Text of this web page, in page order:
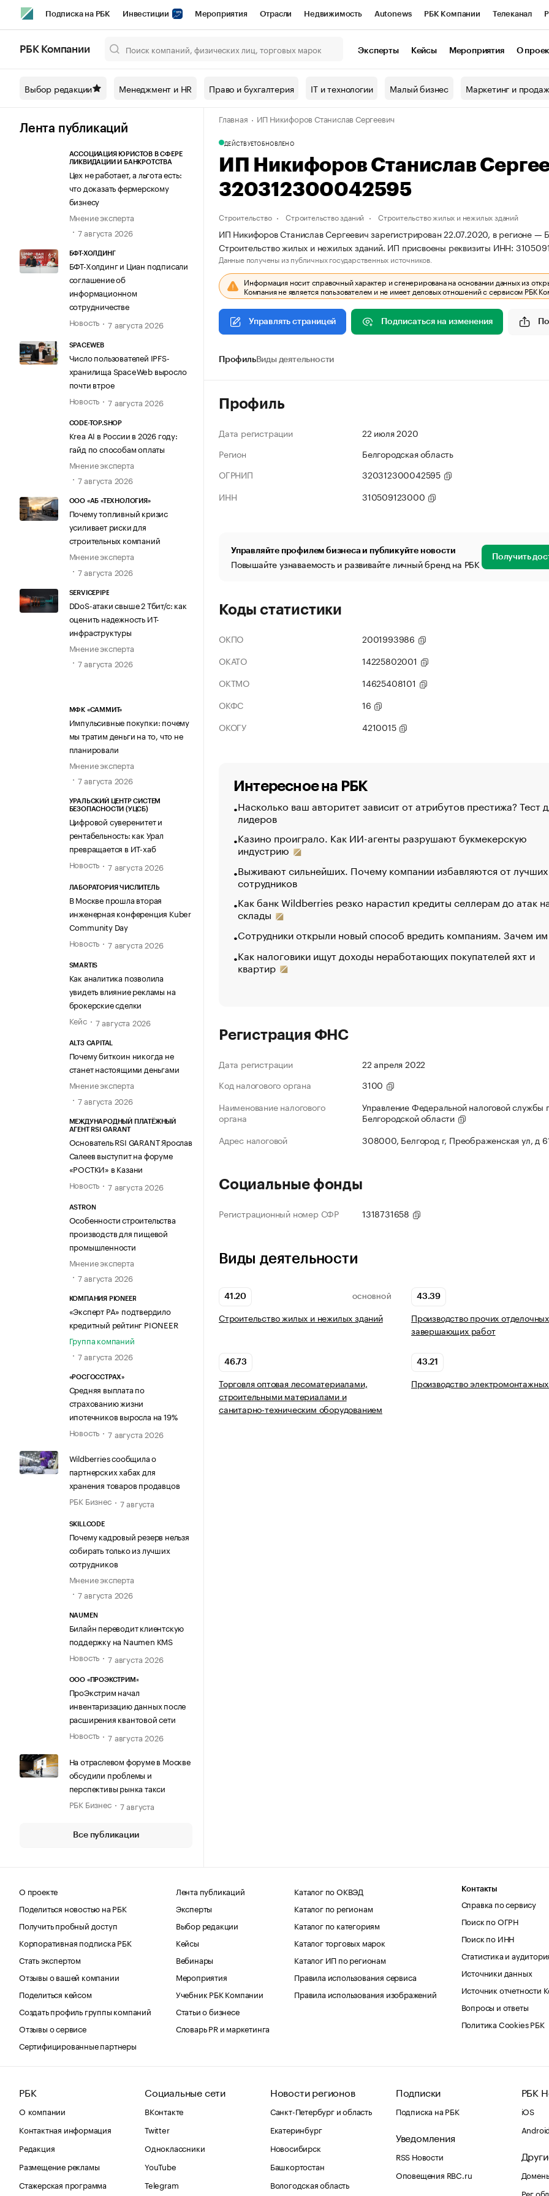
Подписка на РБК Инвестиции Мероприятия Отрасли Недвижимость Autonews РБК Компании Телеканал
Спецпроекты СПб Конференции СПб Спецпроекты Проверка контрагентов
Технологии и медиа Рынок наличной валюты
РБК Компании Эксперты Кейсы Мероприятия О
Выбор редакции Менеджмент и HR Право и бухгалтерия IT и технологии Малый бизнес Маркетинг и
Лента публикаций
АССОЦИАЦИЯ ЮРИСТОВ В СФЕРЕ
ЛИКВИДАЦИИ И БАНКРОТСТВА
Цех не работает, а льгота есть:
что доказать фермерскому
бизнесу
Мнение эксперта
7 августа 2026
БФТ-ХОЛДИНГ
БФТ-Холдинг и Циан подписали
соглашение об
информационном
сотрудничестве
Новость
7 августа 2026
SPACEWEB
Число пользователей IPFS-
хранилища SpaceWeb выросло
почти втрое
Новость
7 августа 2026
CODE-TOP.SHOP
Krea AI в России в 2026 году:
гайд по способам оплаты
Мнение эксперта
7 августа 2026
ООО «АБ «ТЕХНОЛОГИЯ»
Почему топливный кризис
усиливает риски для
строительных компаний
Мнение эксперта
7 августа 2026
SERVICEPIPE
DDoS-атаки свыше 2 Тбит/с: как
оценить надежность ИТ-
инфраструктуры
Мнение эксперта
7 августа 2026
МФК «САММИТ»
Импульсивные покупки: почему
мы тратим деньги на то, что не
планировали
Мнение эксперта
7 августа 2026
УРАЛЬСКИЙ ЦЕНТР СИСТЕМ
БЕЗОПАСНОСТИ (УЦСБ)
Цифровой суверенитет и
рентабельность: как Урал
превращается в ИТ-хаб
Новость
7 августа 2026
ЛАБОРАТОРИЯ ЧИСЛИТЕЛЬ
В Москве прошла вторая
инженерная конференция Kuber
Community Day
Новость
7 августа 2026
SMARTIS
Как аналитика позволила
увидеть влияние рекламы на
брокерские сделки
Кейс
7 августа 2026
ALT3 CAPITAL
Почему биткоин никогда не
станет настоящими деньгами
Мнение эксперта
7 августа 2026
МЕЖДУНАРОДНЫЙ ПЛАТЁЖНЫЙ
АГЕНТ RSI GARANT
Основатель RSI GARANT Ярослав
Салеев выступит на форуме
«РОСТКИ» в Казани
Новость
7 августа 2026
ASTRON
Особенности строительства
производств для пищевой
промышленности
Мнение эксперта
7 августа 2026
КОМПАНИЯ PIONEER
«Эксперт РА» подтвердило
кредитный рейтинг PIONEER
Группа компаний
7 августа 2026
«РОСГОССТРАХ»
Средняя выплата по
страхованию жизни
ипотечников выросла на 19%
Новость
7 августа 2026
Wildberries сообщила о
партнерских хабах для
хранения товаров продавцов
РБК Бизнес
7 августа
SKILLCODE
Почему кадровый резерв нельзя
собирать только из лучших
сотрудников
Мнение эксперта
7 августа 2026
NAUMEN
Билайн переводит клиентскую
поддержку на Naumen KMS
Новость
7 августа 2026
ООО «ПРОЭКСТРИМ»
ПроЭкстрим начал
инвентаризацию данных после
расширения квантовой сети
Новость
7 августа 2026
На отраслевом форуме в Москве
обсудили проблемы и
перспективы рынка такси
РБК Бизнес
7 августа
Все публикации
Главная ИП Никифоров Станислав Сергеевич
ДЕЙСТВУЕТОБНОВЛЕНО
ИП Никифоров Станислав
320312300042595
Строительство Строительство зданий Строительство жилых и нежилых зданий
ИП Никифоров Станислав Сергеевич зарегистрирован 22.07.2020, в регионе —
Строительство жилых и нежилых зданий. ИП присвоены реквизиты ИНН:
Данные получены из публичных государственных источников.
Информация носит справочный характер и сгенерирована на основании данных из
Компания не является пользователем и не имеет деловых отношений с сервисом РБК
Управлять страницей Подписаться на изменения
ПрофильВиды деятельности
Профиль
Дата регистрации
22 июля 2020
Регион
Белгородская область
ОГРНИП
320312300042595
ИНН
310509123000
Управляйте профилем бизнеса и публикуйте новости
Повышайте узнаваемость и развивайте личный бренд на РБК Получить
Коды статистики
ОКПО
2001993986
ОКАТО
14225802001
ОКТМО
14625408101
ОКФС
16
ОКОГУ
4210015
Интересное на РБК
Насколько ваш авторитет зависит от атрибутов престижа? Тест
лидеров
Казино проиграло. Как ИИ-агенты разрушают букмекерскую
индустрию
Выживают сильнейших. Почему компании избавляются от лучших
сотрудников
Как банк Wildberries резко нарастил кредиты селлерам до атак
склады
Сотрудники открыли новый способ вредить компаниям. Зачем
Как налоговики ищут доходы неработающих покупателей яхт и
квартир
Регистрация ФНС
Дата регистрации
22 апреля 2022
Код налогового органа
3100
Наименование налогового
органа
Управление Федеральной налоговой службы
Белгородской области
Адрес налоговой
308000, Белгород г, Преображенская ул, д
Социальные фонды
Регистрационный номер СФР 1318731658
Виды деятельности
41.20 ОСНОВНОЙ
Строительство жилых и нежилых зданий
43.39
Производство прочих
завершающих работ
46.73
Торговля оптовая лесоматериалами,
строительными материалами и
санитарно-техническим оборудованием
43.21
Производство
О проекте
Поделиться новостью на РБК
Получить пробный доступ
Корпоративная подписка РБК
Стать экспертом
Отзывы о вашей компании
Поделиться кейсом
Создать профиль группы компаний
Отзывы о сервисе
Сертифицированные партнеры
Лента публикаций
Эксперты
Выбор редакции
Кейсы
Вебинары
Мероприятия
Учебник РБК Компании
Статьи о бизнесе
Словарь PR и маркетинга
Каталог по ОКВЭД
Каталог по регионам
Каталог по категориям
Каталог торговых марок
Каталог ИП по регионам
Правила использования сервиса
Правила использования изображений
Контакты
Справка по сервису
Поиск по ОГРН
Поиск по ИНН
Статистика и
Источники данных
Источник отчетности
Вопросы и ответы
Политика Cookies РБК
РБК
О компании
Контактная информация
Редакция
Размещение рекламы
Стажерская программа
Социальные сети
ВКонтакте
Twitter
Одноклассники
YouTube
Telegram
Новости регионов
Санкт-Петербург и область
Екатеринбург
Новосибирск
Башкортостан
Вологодская область
Подписки
Подписка на РБК
Уведомления
RSS Новости
Оповещения RBC.ru
РБК
iOS